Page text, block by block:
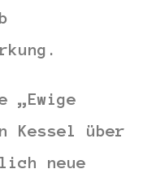
„Ewige
Kessel über
neue